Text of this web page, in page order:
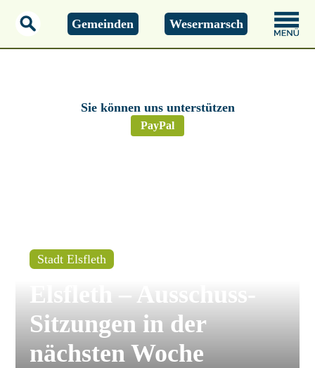
Gemeinden Wesermarsch
Sie können uns unterstützen
PayPal
Stadt Elsfleth
Elsfleth – Ausschuss-
Sitzungen in der
nächsten Woche